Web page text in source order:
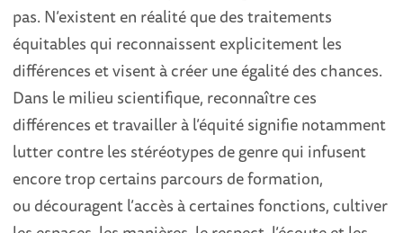
pas. N’existent en réalité que des traitements
équitables qui reconnaissent explicitement les
différences et visent à créer une égalité des chances.
Dans le milieu scientifique, reconnaître ces
différences et travailler à l’équité signifie notamment
lutter contre les stéréotypes de genre qui infusent
encore trop certains parcours de formation,
ou découragent l’accès à certaines fonctions, cultiver